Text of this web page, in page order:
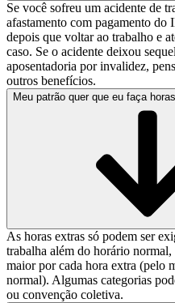
Se você sofreu um acidente de
afastamento com pagamento do
depois que voltar ao trabalho e
caso. Se o acidente deixou
aposentadoria por invalidez,
outros benefícios.
Meu patrão quer que eu faça
As horas extras só podem ser
trabalha além do horário
maior por cada hora extra (pelo
normal). Algumas categorias
ou convenção coletiva.